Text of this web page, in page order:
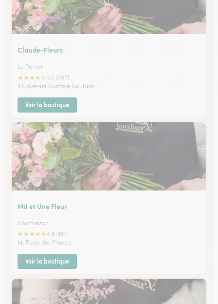
Claude-Fleurs
Le Pontet
★★★★
3.5 (207)
42, avenue Gustave Goutarel
Voir la boutique
Mil et Une Fleur
Courthezon
★★★★★4.6 (161)
14, Porte des Princes
Voir la boutique